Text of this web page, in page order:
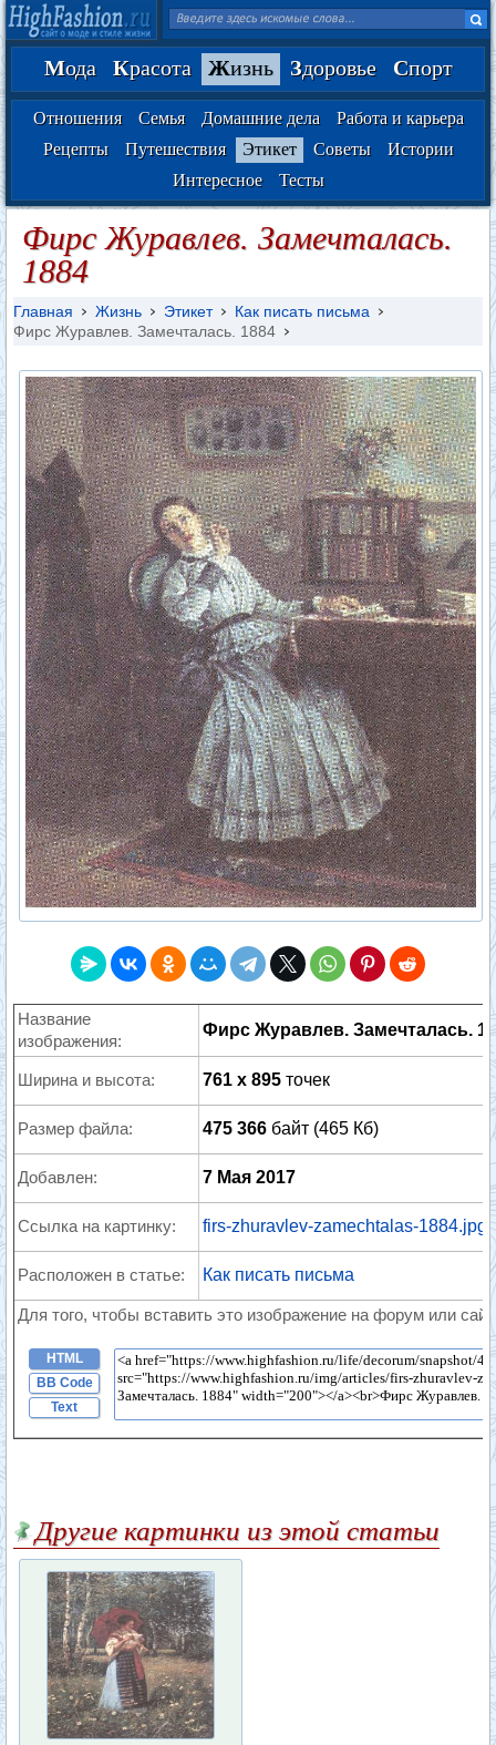
Мода Красота Жизнь Здоровье Спорт
Отношения Семья Домашние дела
Работа и карьера
Рецепты
Путешествия Этикет Советы
Истории
Интересное
Тесты
Фирс Журавлев. Замечталась.
1884
Главная Жизнь Этикет
Как писать письма
Фирс Журавлев. Замечталась. 1884
Название
изображения:
Фирс Журавлев. Замечталась.
Ширина и высота: 761 x 895 точек
Размер файла: 475 366 байт (465 Кб)
Добавлен: 7 Мая 2017
Ссылка на картинку: firs-zhuravlev-zamechtalas-1884.jpg
Расположен в статье: Как писать письма
Для того, чтобы вставить это изображение на форум или
HTML
BB Code
Text
Другие картинки из этой статьи